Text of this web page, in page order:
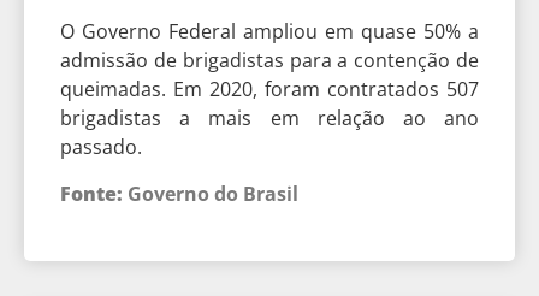
O Governo Federal ampliou em quase 50% a
admissão de brigadistas para a contenção de
queimadas. Em 2020, foram contratados 507
brigadistas a mais em relação ao ano
passado.
Fonte: Governo do Brasil